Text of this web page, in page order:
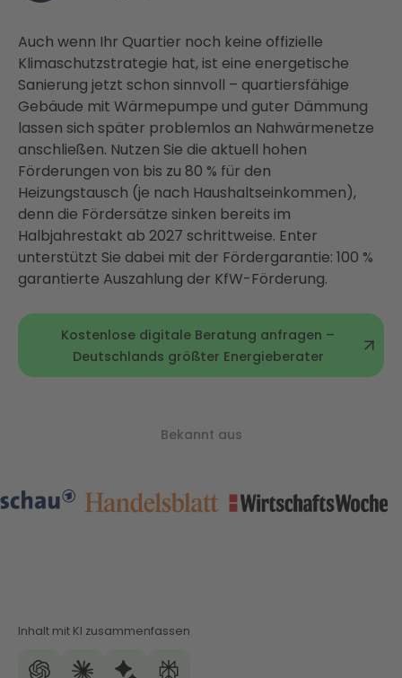
Auch wenn Ihr Quartier noch keine offizielle
Klimaschutzstrategie hat, ist eine energetische
Sanierung jetzt schon sinnvoll – quartiersfähige
Gebäude mit Wärmepumpe und guter Dämmung
lassen sich später problemlos an Nahwärmenetze
anschließen. Nutzen Sie die aktuell hohen
Förderungen von bis zu 80 % für den
Heizungstausch (je nach Haushaltseinkommen),
denn die Fördersätze sinken bereits im
Halbjahrestakt ab 2027 schrittweise. Enter
unterstützt Sie dabei mit der Fördergarantie: 100 %
garantierte Auszahlung der KfW-Förderung.
Kostenlose digitale Beratung anfragen –
Deutschlands größter Energieberater
Bekannt aus
Inhalt mit KI zusammenfassen